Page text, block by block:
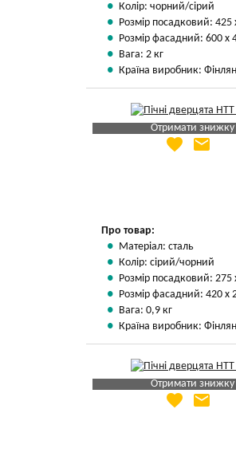
Колір: чорний/сірий
Розмір посадковий:
Розмір фасадний: 600 х
Вага: 2 кг
Країна виробник:
Отримати знижку
Яка Ваша ціна
favorite email
Про товар:
Матеріал: сталь
Колір: сірий/чорний
Розмір посадковий:
Розмір фасадний: 420 х
Вага: 0,9 кг
Країна виробник:
Отримати знижку
Яка Ваша ціна
favorite email